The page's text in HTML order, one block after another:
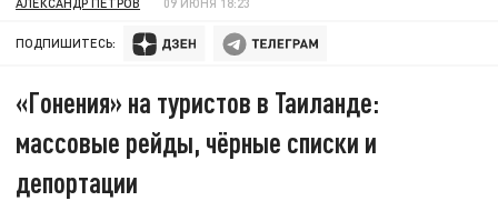
ПОДПИШИТЕСЬ:
«Гонения» на туристов в Таиланде:
массовые рейды, чёрные списки и
депортации